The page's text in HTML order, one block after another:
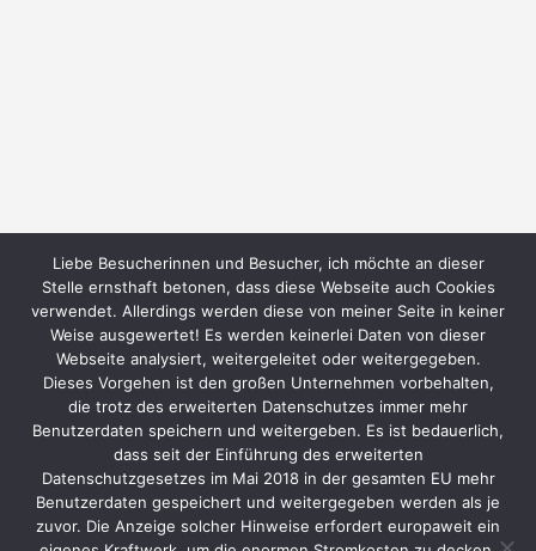
Back to Top
Datenschutzerklärung
Liebe Besucherinnen und Besucher, ich möchte an dieser
Stelle ernsthaft betonen, dass diese Webseite auch Cookies
verwendet. Allerdings werden diese von meiner Seite in keiner
Weise ausgewertet! Es werden keinerlei Daten von dieser
Webseite analysiert, weitergeleitet oder weitergegeben.
Dieses Vorgehen ist den großen Unternehmen vorbehalten,
die trotz des erweiterten Datenschutzes immer mehr
Benutzerdaten speichern und weitergeben. Es ist bedauerlich,
dass seit der Einführung des erweiterten
Datenschutzgesetzes im Mai 2018 in der gesamten EU mehr
Benutzerdaten gespeichert und weitergegeben werden als je
zuvor. Die Anzeige solcher Hinweise erfordert europaweit ein